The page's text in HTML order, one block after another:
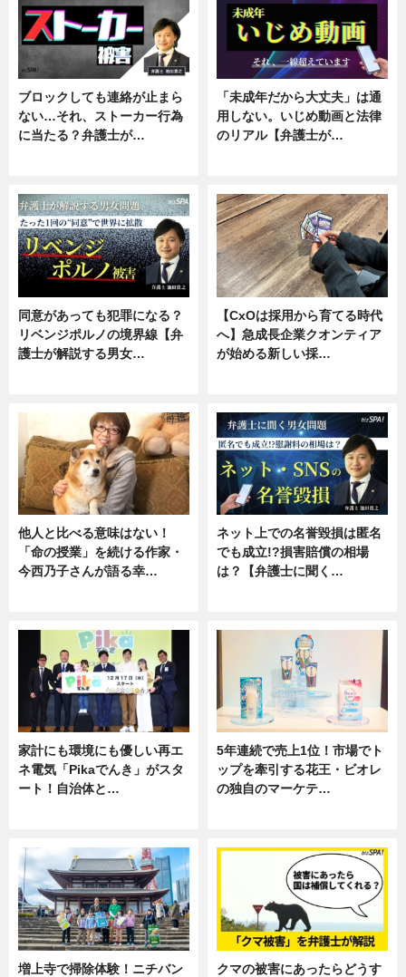
ブロックしても連絡が止まら
ない…それ、ストーカー行為
に当たる？弁護士が…
「未成年だから大丈夫」は通
用しない。いじめ動画と法律
のリアル【弁護士が…
同意があっても犯罪になる？
リベンジポルノの境界線【弁
護士が解説する男女…
【CxOは採用から育てる時代
へ】急成長企業クオンティア
が始める新しい採…
他人と比べる意味はない！
「命の授業」を続ける作家・
今西乃子さんが語る幸…
ネット上での名誉毀損は匿名
でも成立!?損害賠償の相場
は？【弁護士に聞く…
家計にも環境にも優しい再エ
ネ電気「Pikaでんき」がスタ
ート！自治体と…
5年連続で売上1位！市場でト
ップを牽引する花王・ビオレ
の独自のマーケテ…
増上寺で掃除体験！ニチバン
クマの被害にあったらどうす